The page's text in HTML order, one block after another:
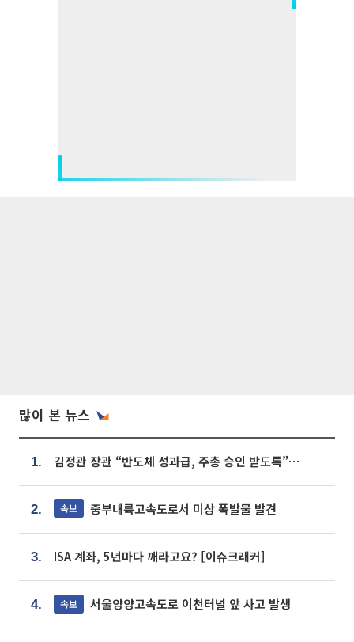
많이 본 뉴스
1. 김정관 장관 “반도체 성과급, 주총 승인 받도록”…상법·자본시장법 개정 시사
2. 속보 중부내륙고속도로서 미상 폭발물 발견
3. ISA 계좌, 5년마다 깨라고요? [이슈크래커]
4. 속보 서울양양고속도로 이천터널 앞 사고 발생